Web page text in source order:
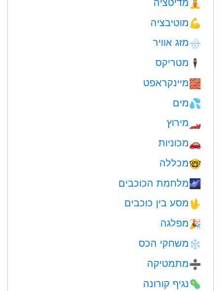
🧘
💪מוטיבציה
🌧מזג אוויר
🕴️ מטריקס
🧱מיינקראפט
💦מים
🏎 מירוץ
🚗מכוניות
🤓מכללה
🌌מלחמת הכוכבים
🖖מסע בין כוכבים
🎉מפלגה
❄️משחקי הכס
➗מתמטיקה
🦠נגיף קורונה